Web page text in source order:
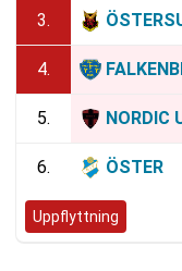
3.
4.
5. NORDIC
6. ÖSTER
Uppflyttning